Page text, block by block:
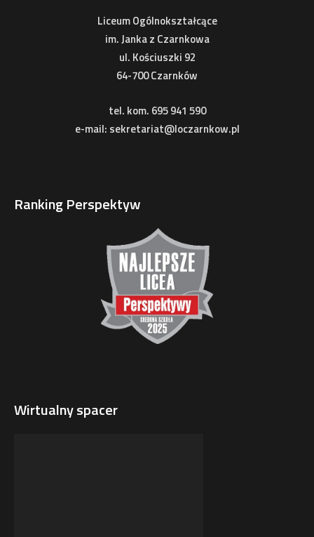
Liceum Ogólnokształcące
im. Janka z Czarnkowa
ul. Kościuszki 92
64-700 Czarnków
tel. kom. 695 941 590
e-mail: sekretariat@loczarnkow.pl
Ranking Perspektyw
Wirtualny spacer